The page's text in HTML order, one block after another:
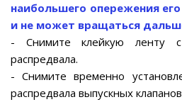
наибольшего опережения
и не может вращаться
- Снимите клейкую ленту
распредвала.
- Снимите временно
распредвала выпускных